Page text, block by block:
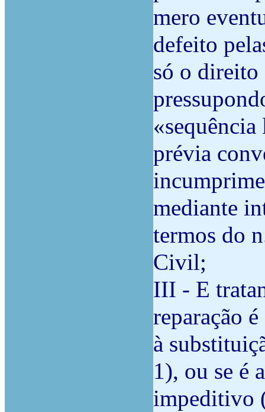
mero
defeito
só o direito
prévia
mediante
termos do
Civil;
III - E
reparação
à
1), ou se é
impeditivo